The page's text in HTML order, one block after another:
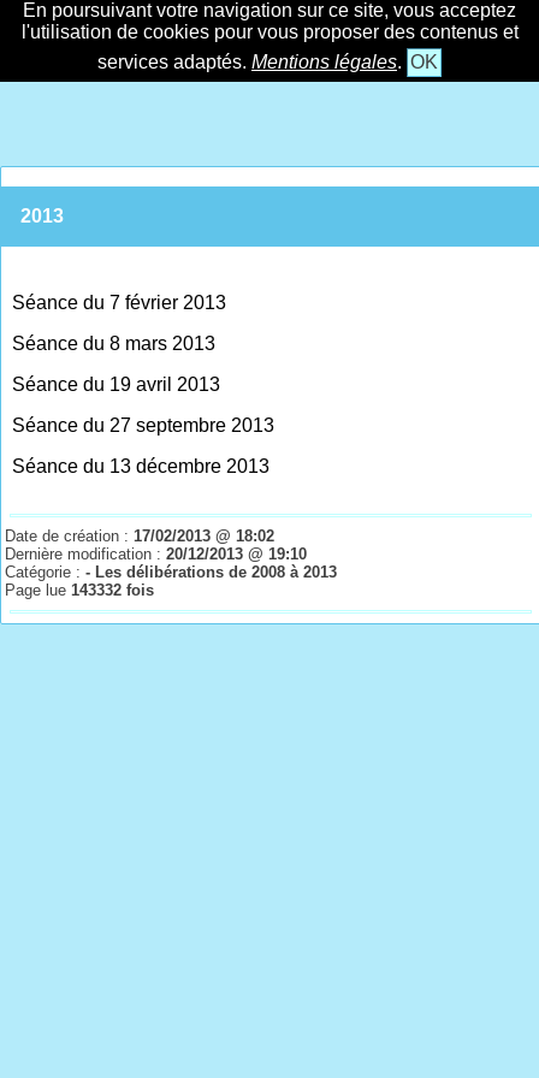
En poursuivant votre navigation sur ce site, vous acceptez
l'utilisation de cookies pour vous proposer des contenus et
services adaptés. Mentions légales. OK
2013
Séance du 7 février 2013
Séance du 8 mars 2013
Séance du 19 avril 2013
Séance du 27 septembre 2013
Séance du 13 décembre 2013
Date de création :17/02/2013 @ 18:02
Dernière modification :20/12/2013 @ 19:10
Catégorie :- Les délibérations de 2008 à 2013
Page lue143332 fois